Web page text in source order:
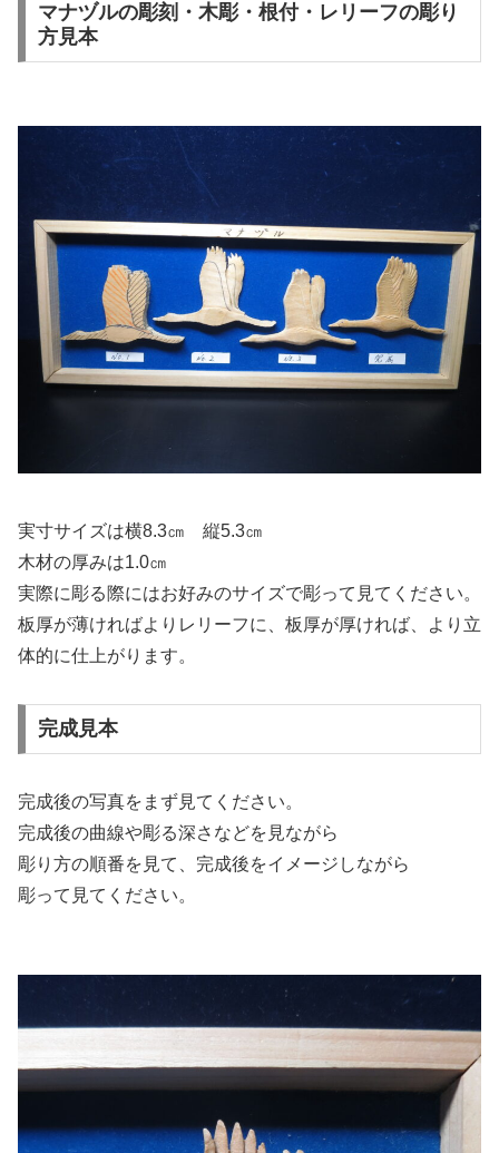
マナヅルの彫刻・木彫・根付・レリーフの彫り
方見本
実寸サイズは横8.3㎝ 縦5.3㎝
木材の厚みは1.0㎝
実際に彫る際にはお好みのサイズで彫って見てください。
板厚が薄ければよりレリーフに、板厚が厚ければ、より立
体的に仕上がります。
完成見本
完成後の写真をまず見てください。
完成後の曲線や彫る深さなどを見ながら
彫り方の順番を見て、完成後をイメージしながら
彫って見てください。